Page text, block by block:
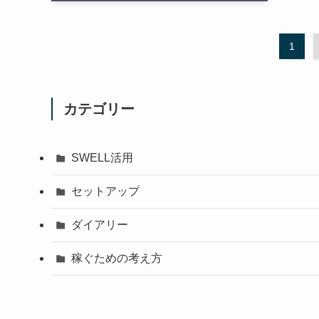
1
カテゴリー
SWELL活用
セットアップ
ダイアリー
稼ぐための考え方